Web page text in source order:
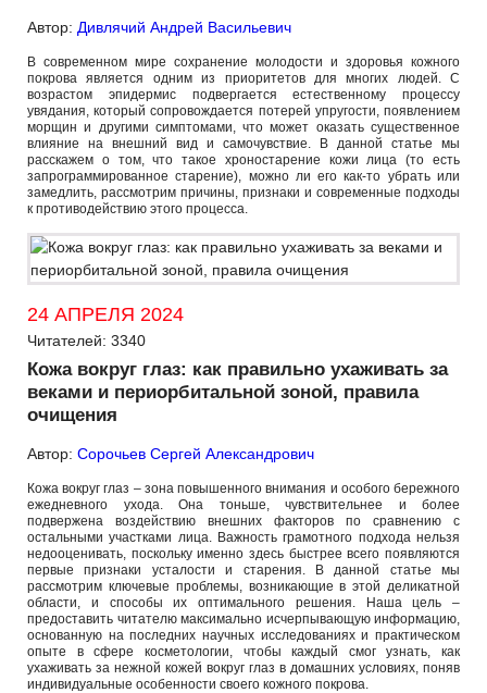
Автор: Дивлячий Андрей Васильевич
В современном мире сохранение молодости и здоровья кожного
покрова является одним из приоритетов для многих людей. С
возрастом эпидермис подвергается естественному процессу
увядания, который сопровождается потерей упругости, появлением
морщин и другими симптомами, что может оказать существенное
влияние на внешний вид и самочувствие. В данной статье мы
расскажем о том, что такое хроностарение кожи лица (то есть
запрограммированное старение), можно ли его как-то убрать или
замедлить, рассмотрим причины, признаки и современные подходы
к противодействию этого процесса.
24 АПРЕЛЯ 2024
Читателей: 3340
Кожа вокруг глаз: как правильно ухаживать за
веками и периорбитальной зоной, правила
очищения
Автор: Сорочьев Сергей Александрович
Кожа вокруг глаз – зона повышенного внимания и особого бережного
ежедневного ухода. Она тоньше, чувствительнее и более
подвержена воздействию внешних факторов по сравнению с
остальными участками лица. Важность грамотного подхода нельзя
недооценивать, поскольку именно здесь быстрее всего появляются
первые признаки усталости и старения. В данной статье мы
рассмотрим ключевые проблемы, возникающие в этой деликатной
области, и способы их оптимального решения. Наша цель –
предоставить читателю максимально исчерпывающую информацию,
основанную на последних научных исследованиях и практическом
опыте в сфере косметологии, чтобы каждый смог узнать, как
ухаживать за нежной кожей вокруг глаз в домашних условиях, поняв
индивидуальные особенности своего кожного покрова.